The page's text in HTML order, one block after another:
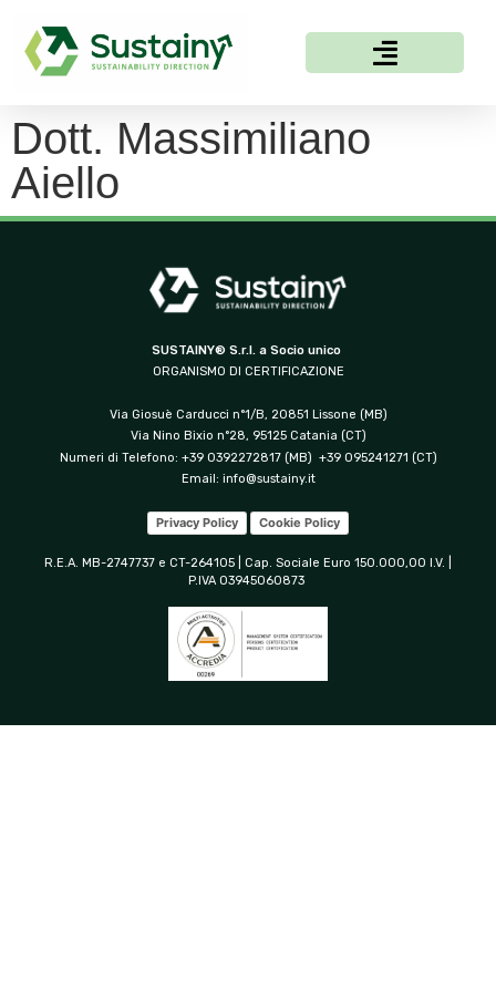
Dott. Massimiliano
Aiello
SUSTAINY® S.r.l. a Socio unico
ORGANISMO DI CERTIFICAZIONE
Via Giosuè Carducci n°1/B, 20851 Lissone (MB)
Via Nino Bixio n°28, 95125 Catania (CT)
Numeri di Telefono: +39 0392272817 (MB) +39 095241271 (CT)
Email: info@sustainy.it
Privacy Policy Cookie Policy
R.E.A. MB-2747737 e CT-264105 | Cap. Sociale Euro 150.000,00 I.V. |
P.IVA 03945060873